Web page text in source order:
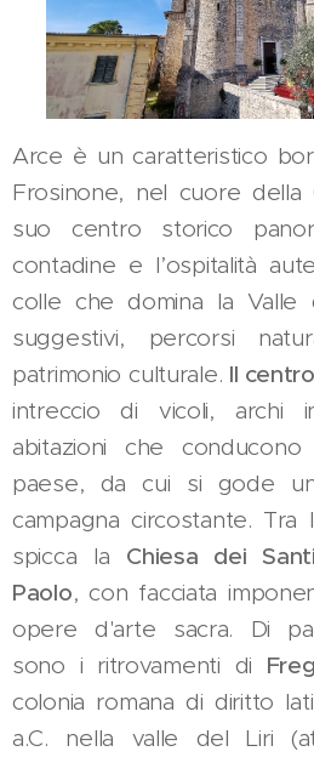
Arce è un caratteristico
Frosinone, nel cuore della
suo centro storico
contadine e l’ospitalità
colle che domina la Valle
suggestivi, percorsi
patrimonio culturale. Il
intreccio di vicoli, archi
abitazioni che
paese, da cui si gode
campagna circostante. Tra
spicca la Chiesa dei
Paolo, con facciata
opere d'arte sacra. Di
sono i ritrovamenti di
colonia romana di diritto
a.C. nella valle del Liri